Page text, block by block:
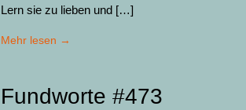
Lern sie zu lieben und […]
Mehr lesen →
Fundworte #473